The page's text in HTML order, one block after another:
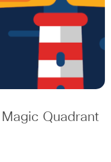
Quadrant